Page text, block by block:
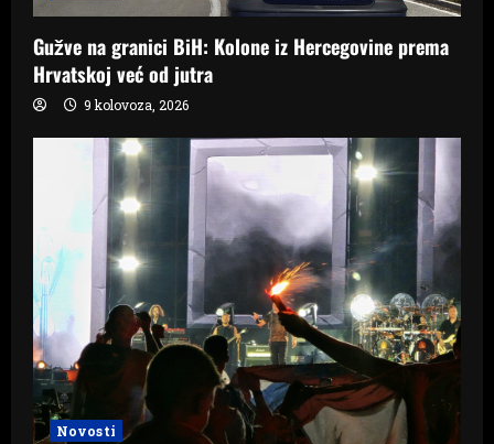
Gužve na granici BiH: Kolone iz Hercegovine prema
Hrvatskoj već od jutra
9 kolovoza, 2026
Novosti